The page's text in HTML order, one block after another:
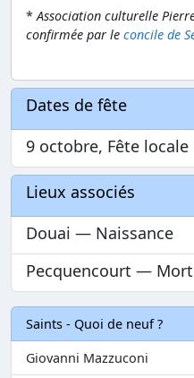
*Association culturelle
confirmée par le concile de
Dates de fête
9 octobre, Fête locale
Lieux associés
Douai — Naissance
Pecquencourt — Mort
Saints - Quoi de neuf ?
Giovanni Mazzuconi